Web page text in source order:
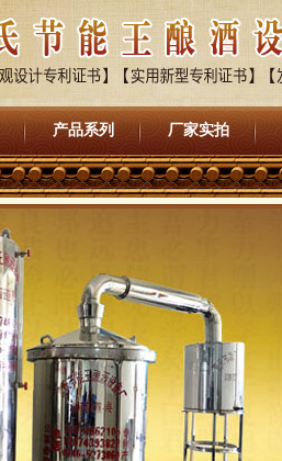
产品系列 厂家实拍